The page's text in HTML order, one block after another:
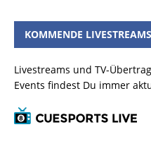
KOMMENDE LIVESTREAMS
Livestreams und TV-
Events findest Du immer